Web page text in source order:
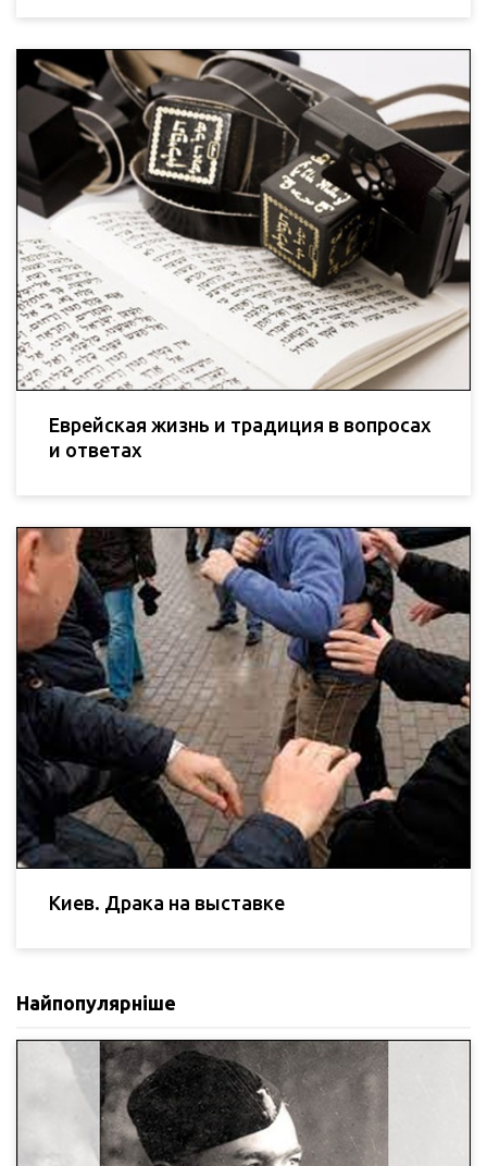
Еврейская жизнь и традиция в вопросах
и ответах
Киев. Драка на выставке
Найпопулярніше